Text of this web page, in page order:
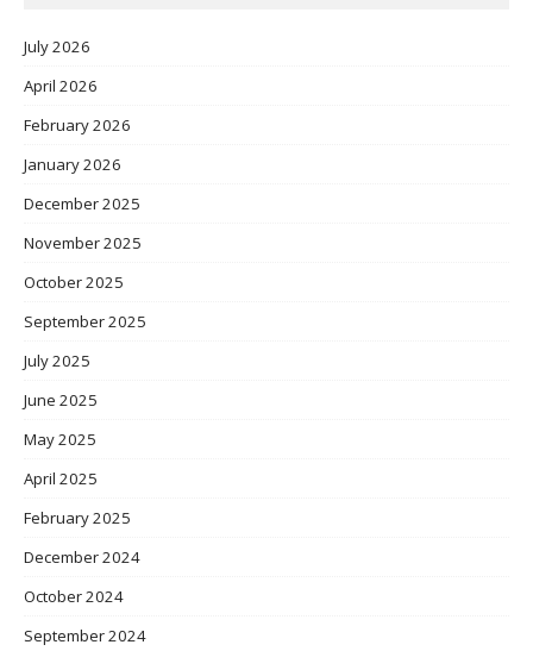
July 2026
April 2026
February 2026
January 2026
December 2025
November 2025
October 2025
September 2025
July 2025
June 2025
May 2025
April 2025
February 2025
December 2024
October 2024
September 2024